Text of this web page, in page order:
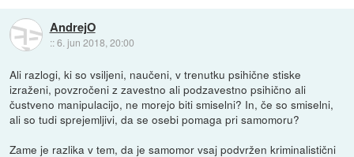
AndrejO
::6. jun 2018, 20:00
Ali razlogi, ki so vsiljeni, naučeni, v trenutku psihične stiske
izraženi, povzročeni z zavestno ali podzavestno psihično ali
čustveno manipulacijo, ne morejo biti smiselni? In, če so smiselni,
ali so tudi sprejemljivi, da se osebi pomaga pri samomoru?
Zame je razlika v tem, da je samomor vsaj podvržen kriminalistični